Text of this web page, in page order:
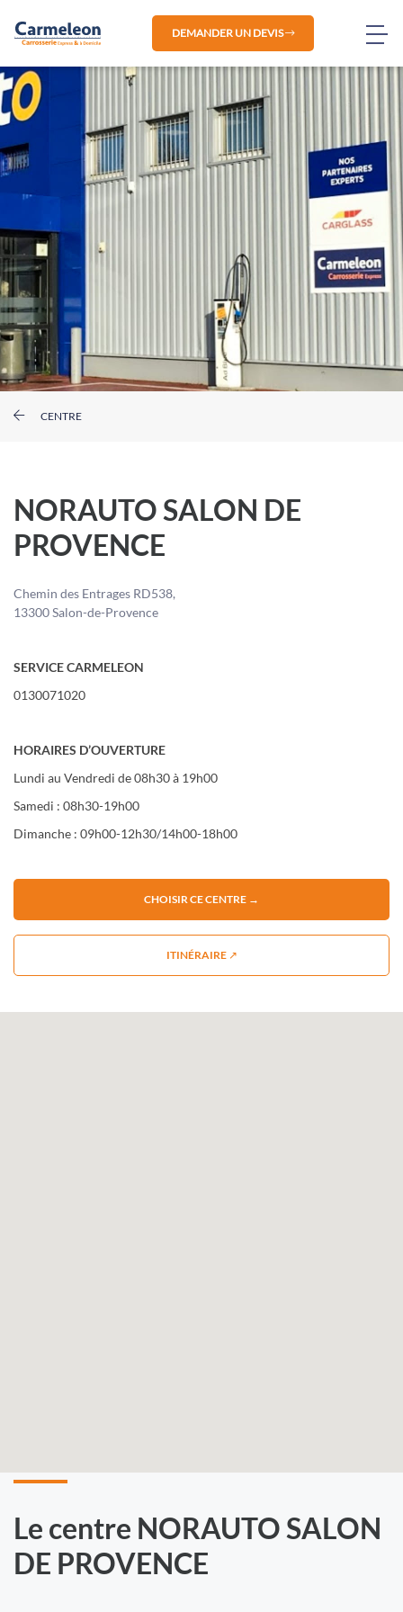
DEMANDER UN DEVIS
CENTRE
NORAUTO SALON DE
PROVENCE
Chemin des Entrages RD538,
13300 Salon-de-Provence
SERVICE CARMELEON
0130071020
HORAIRES D’OUVERTURE
Lundi au Vendredi de 08h30 à 19h00
Samedi : 08h30-19h00
Dimanche : 09h00-12h30/14h00-18h00
CHOISIR CE CENTRE →
ITINÉRAIRE ↗
Le centre NORAUTO SALON
DE PROVENCE